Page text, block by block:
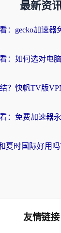
最新资
友情链接